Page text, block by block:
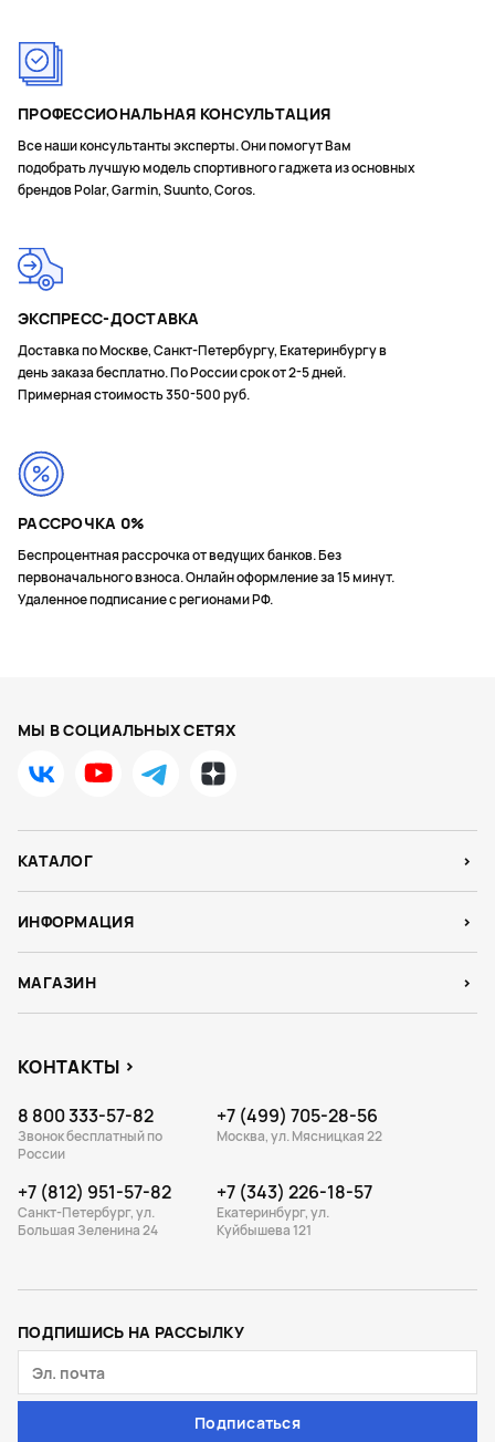
ПРОФЕССИОНАЛЬНАЯ КОНСУЛЬТАЦИЯ
Все наши консультанты эксперты. Они помогут Вам
подобрать лучшую модель спортивного гаджета из основных
брендов Polar, Garmin, Suunto, Coros.
ЭКСПРЕСС-ДОСТАВКА
Доставка по Москве, Санкт-Петербургу, Екатеринбургу в
день заказа бесплатно. По России срок от 2-5 дней.
Примерная стоимость 350-500 руб.
РАССРОЧКА 0%
Беспроцентная рассрочка от ведущих банков. Без
первоначального взноса. Онлайн оформление за 15 минут.
Удаленное подписание с регионами РФ.
МЫ В СОЦИАЛЬНЫХ СЕТЯХ
КАТАЛОГ
ИНФОРМАЦИЯ
МАГАЗИН
КОНТАКТЫ
8 800 333-57-82
Звонок бесплатный по
России
+7 (499) 705-28-56
Москва, ул. Мясницкая 22
+7 (812) 951-57-82
Санкт-Петербург, ул.
Большая Зеленина 24
+7 (343) 226-18-57
Екатеринбург, ул.
Куйбышева 121
ПОДПИШИСЬ НА РАССЫЛКУ
Подписаться